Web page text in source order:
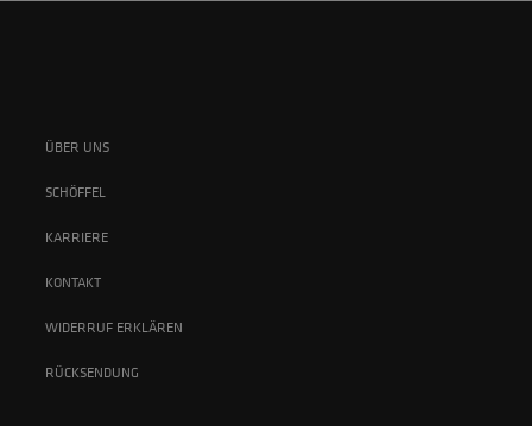
ÜBER UNS
SCHÖFFEL
KARRIERE
KONTAKT
WIDERRUF ERKLÄREN
RÜCKSENDUNG